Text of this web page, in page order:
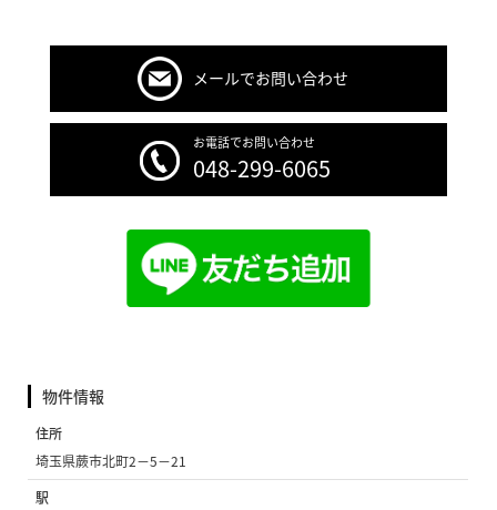
メールでお問い合わせ
お電話でお問い合わせ
048-299-6065
物件情報
住所
埼玉県蕨市北町2−5−21
駅